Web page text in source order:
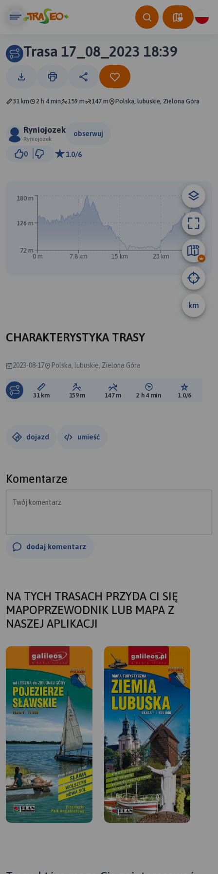
Trasa 17_08_2023 18:39
31 km 2 h 4 min 159 m 147 m Polska, lubuskie, Zielona Góra
Ryniojozek
Ryniojozek
obserwuj
0 1.0/6
BA
km
0 m 7.8 km 15 km 23 km 31 km
72 m
126 m
180 m
CHARAKTERYSTYKA TRASY
2023-08-17 Polska, lubuskie, Zielona Góra
Długość trasy:
31 km Suma przewyższeń:
159 m Suma spadków:
147 m Średni czas potrzebny
2 h 4 min Ocena
1.0/6
dojazd umieść
Komentarze
Twój komentarz
dodaj komentarz
NA TYCH TRASACH PRZYDA CI SIĘ
MAPOPRZEWODNIK LUB MAPA Z
NASZEJ APLIKACJI